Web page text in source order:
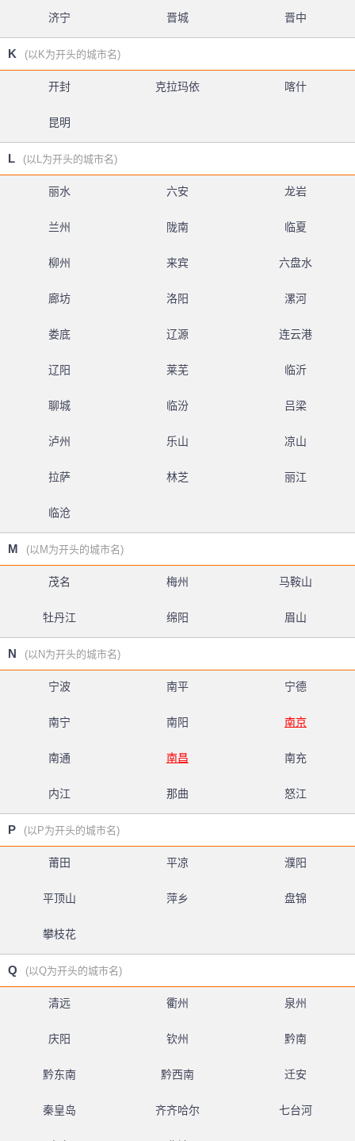
济宁 晋城 晋中
K (以K为开头的城市名)
开封 克拉玛依 喀什
昆明
L (以L为开头的城市名)
丽水 六安 龙岩
兰州 陇南 临夏
柳州 来宾 六盘水
廊坊 洛阳 漯河
娄底 辽源 连云港
辽阳 莱芜 临沂
聊城 临汾 吕梁
泸州 乐山 凉山
拉萨 林芝 丽江
临沧
M (以M为开头的城市名)
茂名 梅州 马鞍山
牡丹江 绵阳 眉山
N (以N为开头的城市名)
宁波 南平 宁德
南宁 南阳 南京
南通 南昌 南充
内江 那曲 怒江
P (以P为开头的城市名)
莆田 平凉 濮阳
平顶山 萍乡 盘锦
攀枝花
Q (以Q为开头的城市名)
清远 衢州 泉州
庆阳 钦州 黔南
黔东南 黔西南 迁安
秦皇岛 齐齐哈尔 七台河